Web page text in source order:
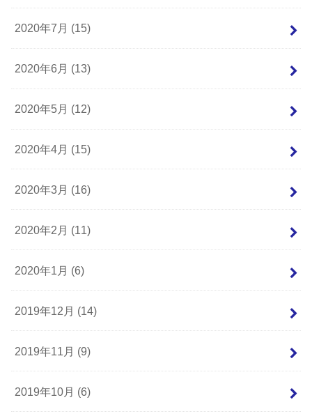
2020年7月 (15)
2020年6月 (13)
2020年5月 (12)
2020年4月 (15)
2020年3月 (16)
2020年2月 (11)
2020年1月 (6)
2019年12月 (14)
2019年11月 (9)
2019年10月 (6)